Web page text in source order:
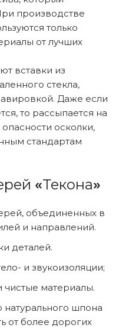
производстве
только
от лучших
вставки из
стекла,
Даже если
то рассыпается на
осколки,
стандартам
«Текона»
объединенных в
и направлений.
деталей.
и звукоизоляции;
чистые материалы.
шпона
от более дорогих